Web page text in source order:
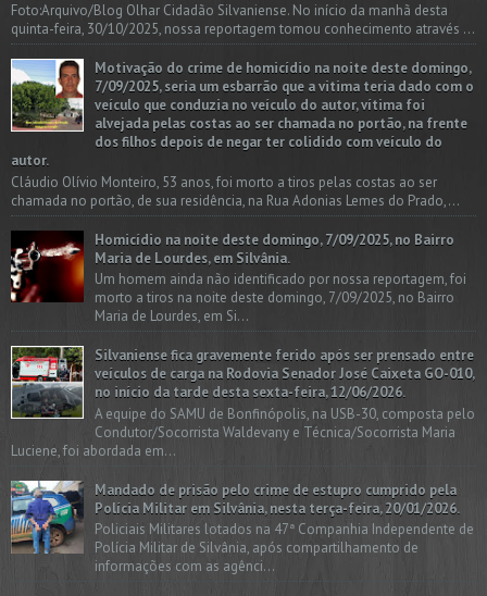
Foto:Arquivo/Blog Olhar Cidadão Silvaniense. No início da manhã desta
quinta-feira, 30/10/2025, nossa reportagem tomou conhecimento através ...
Motivação do crime de homicídio na noite deste domingo,
7/09/2025, seria um esbarrão que a vitima teria dado com o
veículo que conduzia no veículo do autor, vítima foi
alvejada pelas costas ao ser chamada no portão, na frente
dos filhos depois de negar ter colidido com veículo do
autor.
Cláudio Olívio Monteiro, 53 anos, foi morto a tiros pelas costas ao ser
chamada no portão, de sua residência, na Rua Adonias Lemes do Prado,...
Homicídio na noite deste domingo, 7/09/2025, no Bairro
Maria de Lourdes, em Silvânia.
Um homem ainda não identificado por nossa reportagem, foi
morto a tiros na noite deste domingo, 7/09/2025, no Bairro
Maria de Lourdes, em Si...
Silvaniense fica gravemente ferido após ser prensado entre
veículos de carga na Rodovia Senador José Caixeta GO-010,
no início da tarde desta sexta-feira, 12/06/2026.
A equipe do SAMU de Bonfinópolis, na USB-30, composta pelo
Condutor/Socorrista Waldevany e Técnica/Socorrista Maria
Luciene, foi abordada em...
Mandado de prisão pelo crime de estupro cumprido pela
Polícia Militar em Silvânia, nesta terça-feira, 20/01/2026.
Policiais Militares lotados na 47ª Companhia Independente de
Polícia Militar de Silvânia, após compartilhamento de
informações com as agênci...